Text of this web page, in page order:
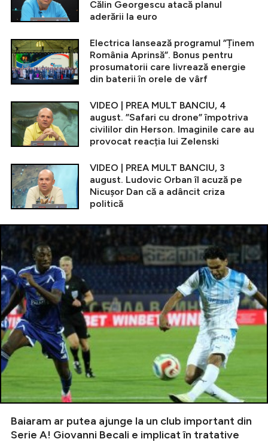
Călin Georgescu atacă planul
aderării la euro
Electrica lansează programul ”Ținem
România Aprinsă”. Bonus pentru
prosumatorii care livrează energie
din baterii în orele de vârf
VIDEO | PREA MULT BANCIU, 4
august. ”Safari cu drone” împotriva
civililor din Herson. Imaginile care au
provocat reacția lui Zelenski
VIDEO | PREA MULT BANCIU, 3
august. Ludovic Orban îl acuză pe
Nicușor Dan că a adâncit criza
politică
Baiaram ar putea ajunge la un club important din
Serie A! Giovanni Becali e implicat în tratative